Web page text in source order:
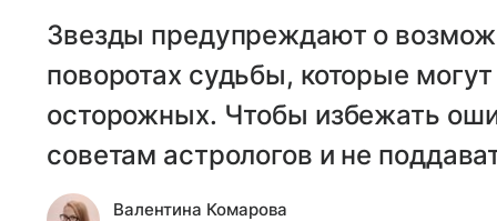
Звезды предупреждают о
поворотах судьбы, которые
осторожных. Чтобы избежать
советам астрологов и не
Валентина Комарова